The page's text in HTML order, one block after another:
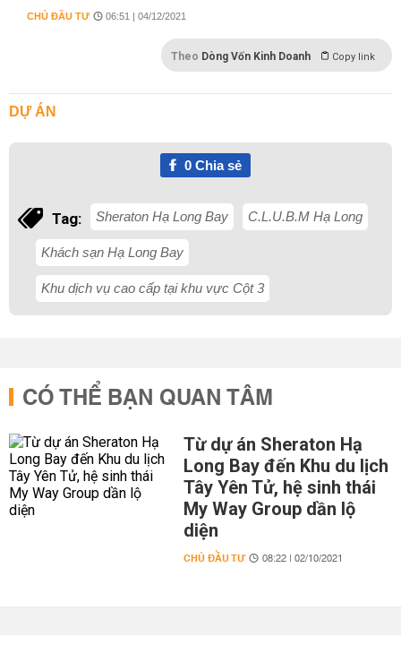
CHỦ ĐẦU TƯ 06:51 | 04/12/2021
Theo Dòng Vốn Kinh Doanh Copy link
DỰ ÁN
0Chia sẻ
Tag: Sheraton Hạ Long Bay C.L.U.B.M Hạ Long
Khách sạn Hạ Long Bay
Khu dịch vụ cao cấp tại khu vực Cột 3
CÓ THỂ BẠN QUAN TÂM
Từ dự án Sheraton Hạ
Long Bay đến Khu du lịch
Tây Yên Tử, hệ sinh thái
My Way Group dần lộ
diện
CHỦ ĐẦU TƯ 08:22 | 02/10/2021